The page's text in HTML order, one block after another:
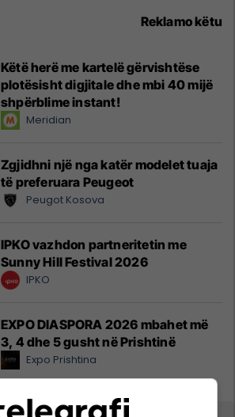
Reklamo këtu
Këtë herë me kartelë gërvishtëse
plotësisht digjitale dhe mbi 40 mijë
shpërblime instant!
Meridian
Zgjidhni një nga katër modelet tuaja
të preferuara Peugeot
Peugot Kosova
IPKO vazhdon partneritetin me
Sunny Hill Festival 2026
IPKO
EXPO DIASPORA 2026 mbahet më
3, 4 dhe 5 gusht në Prishtinë
Expo Prishtina